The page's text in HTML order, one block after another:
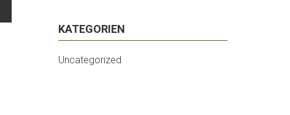
KATEGORIEN
Uncategorized